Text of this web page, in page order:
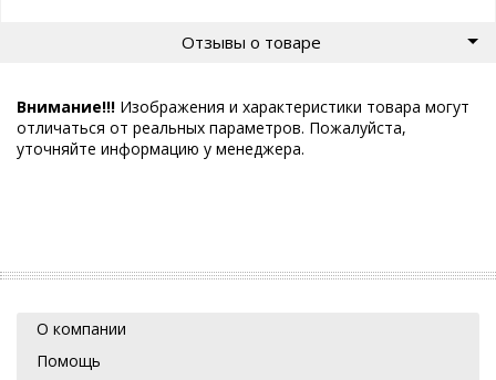
Отзывы о товаре
Внимание!!! Изображения и характеристики товара могут
отличаться от реальных параметров. Пожалуйста,
уточняйте информацию у менеджера.
О компании
Помощь